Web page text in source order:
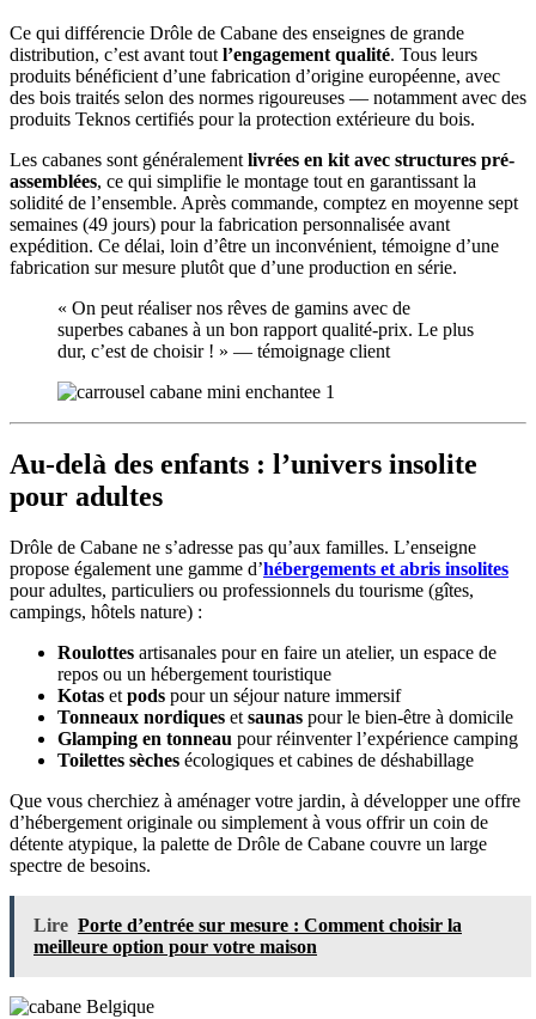
Ce qui différencie Drôle de Cabane des enseignes de grande
distribution, c’est avant toutl’engagement qualité. Tous leurs
produits bénéficient d’une fabrication d’origine européenne, avec
des bois traités selon des normes rigoureuses — notamment avec des
produits Teknos certifiés pour la protection extérieure du bois.
Les cabanes sont généralementlivrées en kit avec structures pré-
assemblées, ce qui simplifie le montage tout en garantissant la
solidité de l’ensemble. Après commande, comptez en moyenne sept
semaines (49 jours) pour la fabrication personnalisée avant
expédition. Ce délai, loin d’être un inconvénient, témoigne d’une
fabrication sur mesure plutôt que d’une production en série.
« On peut réaliser nos rêves de gamins avec de
superbes cabanes à un bon rapport qualité-prix. Le plus
dur, c’est de choisir ! » — témoignage client
Au-delà des enfants : l’univers insolite
pour adultes
Drôle de Cabane ne s’adresse pas qu’aux familles. L’enseigne
propose également une gamme d’hébergements et abris insolites
pour adultes, particuliers ou professionnels du tourisme (gîtes,
campings, hôtels nature) :
Roulottes artisanales pour en faire un atelier, un espace de
repos ou un hébergement touristique
Kotas et pods pour un séjour nature immersif
Tonneaux nordiques et saunas pour le bien-être à domicile
Glamping en tonneau pour réinventer l’expérience camping
Toilettes sèches écologiques et cabines de déshabillage
Que vous cherchiez à aménager votre jardin, à développer une offre
d’hébergement originale ou simplement à vous offrir un coin de
détente atypique, la palette de Drôle de Cabane couvre un large
spectre de besoins.
Lire Porte d’entrée sur mesure : Comment choisir la
meilleure option pour votre maison